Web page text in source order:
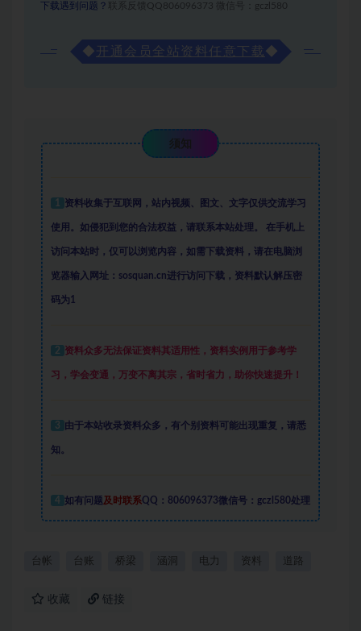
下载遇到问题？ 联系反馈QQ806096373 微信号：gczl580
◆ 开通会员全站资料任意下载◆
须知
1 资料收集于互联网 ， 站内视频、图文、文字仅供交流学习
使用。如侵犯到您的合法权益，请联系本站处理。 在手机上
访问本站时，仅可以浏览内容，如需下载资料，请在电脑浏
览器输入网址：sosquan.cn进行访问下载， 资料默认解压密
码为1
2 资料众多无法保证资料其适用性，资料实例 用于参考学
习，学会变通，万变不离其宗，省时省力，助你快速提升！
3 由于本站收录资料众多，有个别资料可能出现重复，请悉
知。
4 如有问题及时联系QQ：806096373微信号：gczl580处理
台帐 台账 桥梁 涵洞 电力 资料 道路
收藏 链接